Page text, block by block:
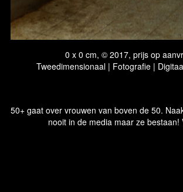
0 x 0 cm, © 2017, prijs op
Tweedimensionaal | Fotografie |
50+ gaat over vrouwen van boven de 50.
nooit in de media maar ze bestaan!